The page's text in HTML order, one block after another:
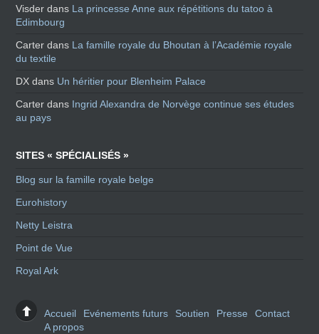
Visder dans La princesse Anne aux répétitions du tatoo à
Edimbourg
Carter dans La famille royale du Bhoutan à l’Académie royale
du textile
DX dans Un héritier pour Blenheim Palace
Carter dans Ingrid Alexandra de Norvège continue ses études
au pays
SITES « SPÉCIALISÉS »
Blog sur la famille royale belge
Eurohistory
Netty Leistra
Point de Vue
Royal Ark
Accueil Evénements futurs Soutien Presse
Contact
A propos